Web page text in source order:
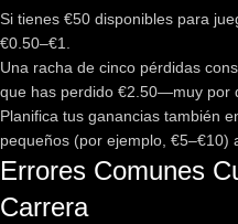
Si tienes €50 disponibles para
€0.50–€1.
Una racha de cinco pérdidas
que has perdido €2.50—muy por
Planifica tus ganancias también
pequeños (por ejemplo, €5–€10)
Errores Comunes
Carrera